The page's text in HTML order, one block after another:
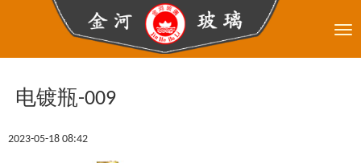
电镀瓶-009
2023-05-18 08:42